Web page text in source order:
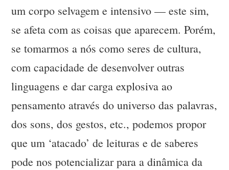
um corpo selvagem e intensivo — este sim,
se afeta com as coisas que aparecem. Porém,
se tomarmos a nós como seres de cultura,
com capacidade de desenvolver outras
linguagens e dar carga explosiva ao
pensamento através do universo das palavras,
dos sons, dos gestos, etc., podemos propor
que um ‘atacado’ de leituras e de saberes
pode nos potencializar para a dinâmica da